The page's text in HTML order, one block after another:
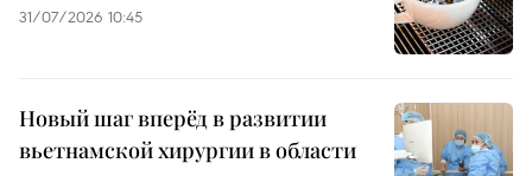
31/07/2026 10:45
Новый шаг вперёд в развитии
вьетнамской хирургии в области